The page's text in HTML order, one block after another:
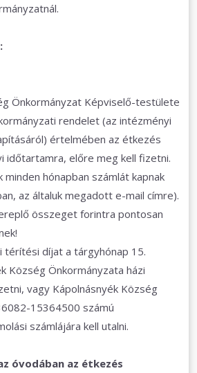
Önkormányzat Képviselő-testülete
rendelet (az intézményi
értelmében az étkezés
időtartamra, előre meg kell fizetni.
hónapban számlát kapnak
az általuk megadott e-mail címre).
összeget forintra pontosan
térítési díjat a tárgyhónap 15.
Község Önkormányzata házi
vagy Kápolnásnyék Község
15364500 számú
számlájára kell utalni.
óvodában az étkezés